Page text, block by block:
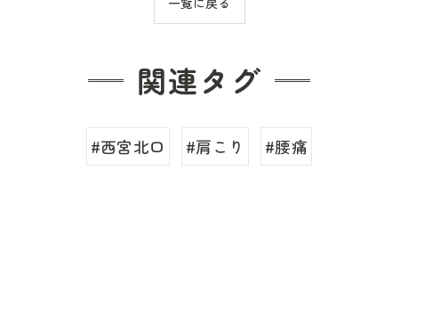
関連タグ
#西宮北口 #肩こり #腰痛